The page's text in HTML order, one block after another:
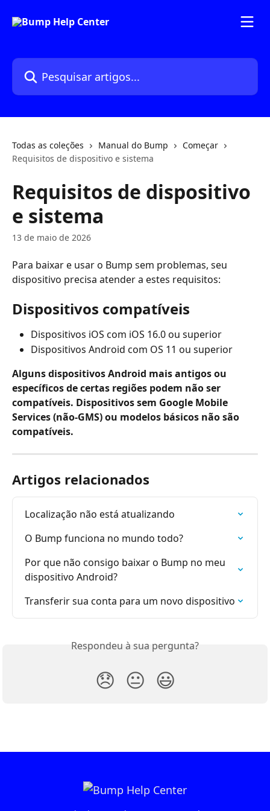
Pesquisar artigos...
Todas as coleções Manual do Bump
Começar
Requisitos de dispositivo e sistema
Requisitos de dispositivo
e sistema
13 de maio de 2026
Para baixar e usar o Bump sem problemas, seu
dispositivo precisa atender a estes requisitos:
Dispositivos compatíveis
Dispositivos iOS com iOS 16.0 ou superior
Dispositivos Android com OS 11 ou superior
Alguns dispositivos Android mais antigos ou
específicos de certas regiões podem não ser
compatíveis. Dispositivos sem Google Mobile
Services (não-GMS) ou modelos básicos não são
compatíveis.
Artigos relacionados
Localização não está atualizando
O Bump funciona no mundo todo?
Por que não consigo baixar o Bump no meu
dispositivo Android?
Transferir sua conta para um novo dispositivo
Respondeu à sua pergunta?
😞 😐 😃